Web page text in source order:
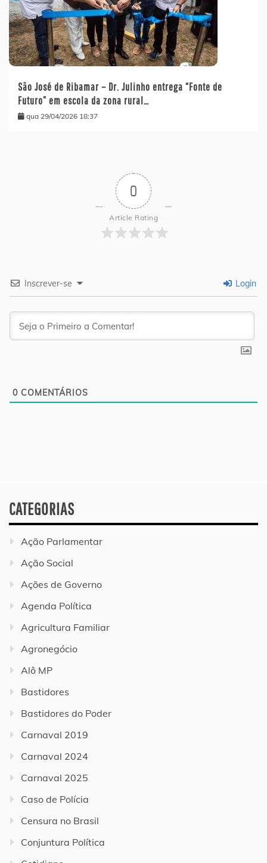
São José de Ribamar – Dr. Julinho entrega “Fonte de
Futuro” em escola da zona rural…
qua 29/04/2026 18:37
0
Article Rating
Inscrever-se Login
0 COMENTÁRIOS
CATEGORIAS
Ação Parlamentar
Ação Social
Ações de Governo
Agenda Política
Agricultura Familiar
Agronegócio
Alô MP
Bastidores
Bastidores do Poder
Carnaval 2019
Carnaval 2024
Carnaval 2025
Caso de Polícia
Censura no Brasil
Conjuntura Política